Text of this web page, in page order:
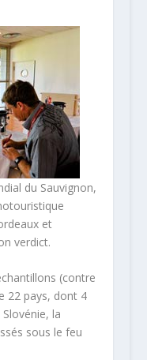
du Sauvignon,
et
verdict.
(contre
22 pays, dont 4
la
sous le feu